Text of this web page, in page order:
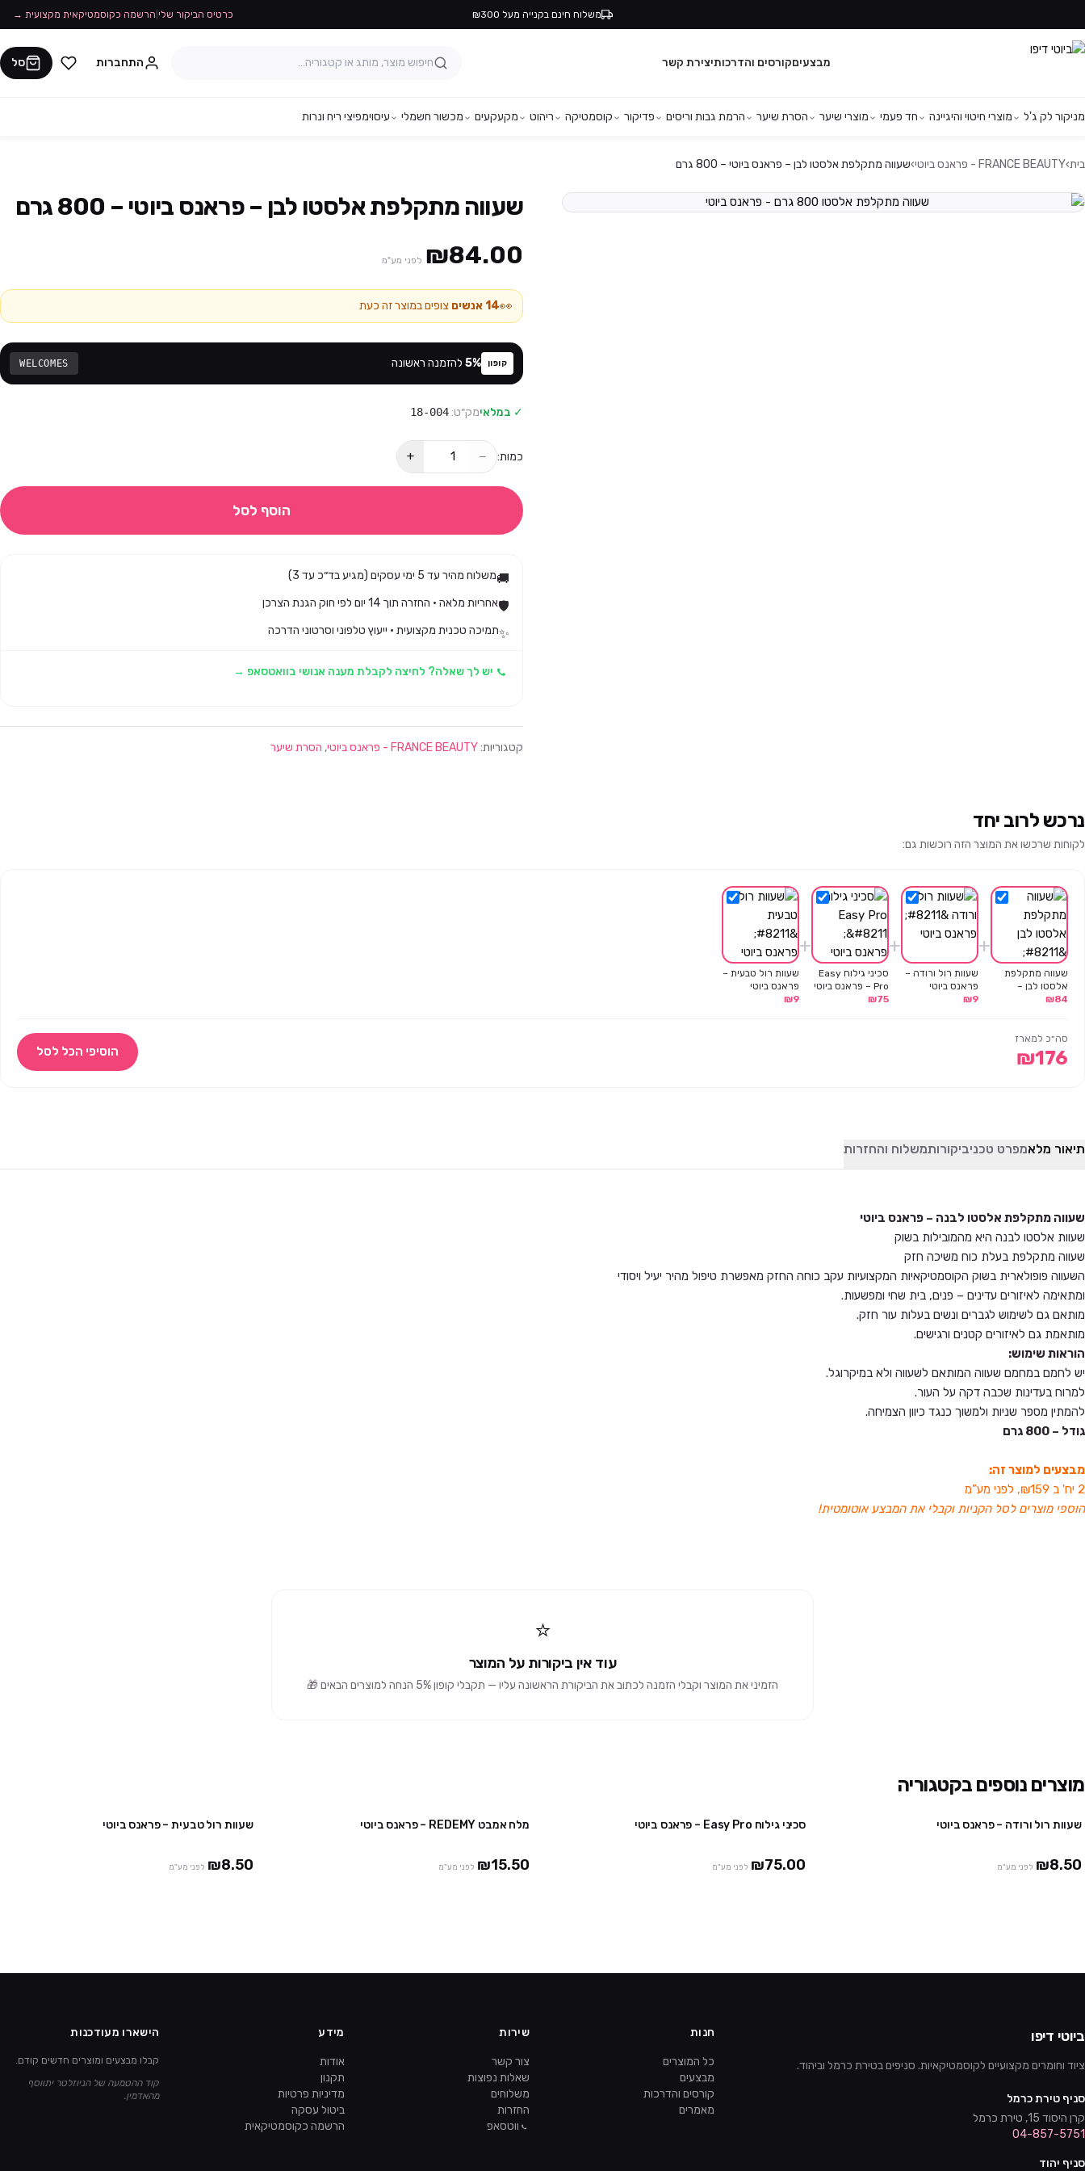
משלוח חינם בקנייה מעל ₪300 כרטיס הביקור שלי הרשמה כקוסמטיקאית מקצועית →
מבצעיםקורסים והדרכותיצירת קשר התחברות סל
מניקור לק ג'ל מוצרי חיטוי והיגיינה חד פעמי מוצרי שיער הסרת שיער הרמת גבות וריסים פדיקור קוסמטיקה ריהוט מקעקעים מכשור חשמלי עיסוימפיצי ריח ונרות
בית›FRANCE BEAUTY - פראנס ביוטי ›שעווה מתקלפת אלסטו לבן – פראנס ביוטי – 800 גרם
שעווה מתקלפת אלסטו לבן – פראנס ביוטי – 800 גרם
₪84.00 לפני מע"מ
👀
14אנשים צופים במוצר זה כעת
קופון 5% להזמנה ראשונה WELCOMES
✓ במלאימק״ט:18-004
כמות: −
+
הוסף לסל
🚚משלוח מהיר עד 5 ימי עסקים (מגיע בד״כ עד 3)
🛡️אחריות מלאה · החזרה תוך 14 יום לפי חוק הגנת הצרכן
✨תמיכה טכנית מקצועית · ייעוץ טלפוני וסרטוני הדרכה
יש לך שאלה? לחיצה לקבלת מענה אנושי בוואטסאפ →
קטגוריות:FRANCE BEAUTY - פראנס ביוטי , הסרת שיער
נרכש לרוב יחד
לקוחות שרכשו את המוצר הזה רוכשות גם:
שעווה מתקלפת
אלסטו לבן –
פראנס ביוטי –
₪84
+
שעוות רול ורודה –
פראנס ביוטי
₪9
+
סכיני גילוח Easy
Pro – פראנס ביוטי
₪75
+
שעוות רול טבעית –
פראנס ביוטי
₪9
סה״כ למארז
₪176 הוסיפי הכל לסל
תיאור מלאמפרט טכניביקורותמשלוח והחזרות
שעווה מתקלפת אלסטו לבנה – פראנס ביוטי
שעוות אלסטו לבנה היא מהמובילות בשוק
שעווה מתקלפת בעלת כוח משיכה חזק
השעווה פופולארית בשוק הקוסמטיקאיות המקצועיות עקב כוחה החזק מאפשרת טיפול מהיר יעיל ויסודי
ומתאימה לאיזורים עדינים – פנים, בית שחי ומפשעות.
מותאם גם לשימוש לגברים ונשים בעלות עור חזק.
מותאמת גם לאיזורים קטנים ורגישים.
הוראות שימוש:
יש לחמם במחמם שעווה המותאם לשעווה ולא במיקרוגל.
למרוח בעדינות שכבה דקה על העור.
להמתין מספר שניות ולמשוך כנגד כיוון הצמיחה.
גודל – 800 גרם
מבצעים למוצר זה:
2 יח' ב ₪159, לפני מע”מ
הוספי מוצרים לסל הקניות וקבלי את המבצע אוטומטית!
⭐
עוד אין ביקורות על המוצר
הזמיני את המוצר וקבלי הזמנה לכתוב את הביקורת הראשונה עליו — תקבלי קופון 5% הנחה למוצרים הבאים 🎁
מוצרים נוספים בקטגוריה
שעוות רול ורודה – פראנס ביוטי
₪8.50 לפני מע"מ
סכיני גילוח Easy Pro – פראנס ביוטי
₪75.00 לפני מע"מ
מלח אמבט REDEMY – פראנס ביוטי
₪15.50 לפני מע"מ
שעוות רול טבעית – פראנס ביוטי
₪8.50 לפני מע"מ
ביוטי דיפו
ציוד וחומרים מקצועיים לקוסמטיקאיות. סניפים בטירת כרמל וביהוד.
סניף טירת כרמל
קרן היסוד 15, טירת כרמל
04-857-5751
סניף יהוד
חנות
כל המוצרים
מבצעים
קורסים והדרכות
מאמרים
שירות
צור קשר
שאלות נפוצות
משלוחים
החזרות
ווטסאפ
מידע
אודות
תקנון
מדיניות פרטיות
ביטול עסקה
הרשמה כקוסמטיקאית
הישארו מעודכנות
קבלו מבצעים ומוצרים חדשים קודם.
קוד ההטמעה של הניוזלטר יתווסף
מהאדמין.